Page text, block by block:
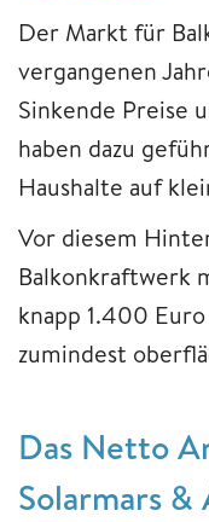
Der Markt für
vergangenen
Sinkende Preise
haben dazu
Haushalte auf
Vor diesem
Balkonkraftwerk
knapp 1.400
zumindest
Das Netto
Solarmars &